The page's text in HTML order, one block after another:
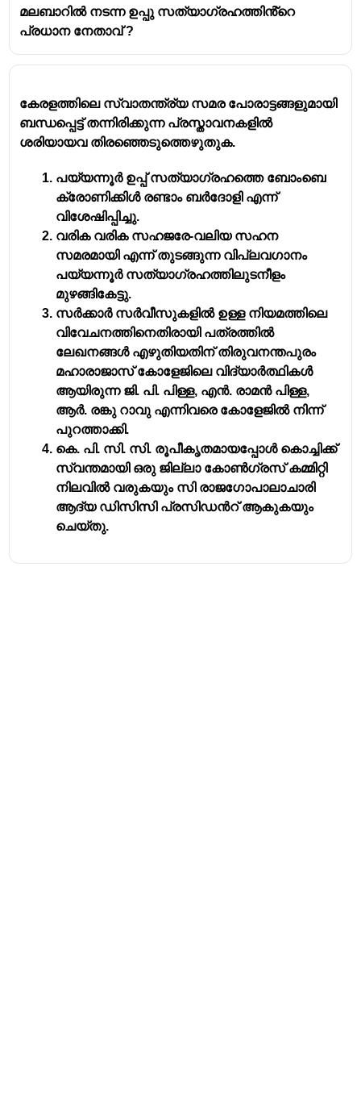
മലബാറിൽ നടന്ന ഉപ്പു സത്യാഗ്രഹത്തിൻ്റെ
പ്രധാന നേതാവ് ?
കേരളത്തിലെ സ്വാതന്ത്ര്യ സമര പോരാട്ടങ്ങളുമായി
ബന്ധപ്പെട്ട് തന്നിരിക്കുന്ന പ്രസ്താവനകളിൽ
ശരിയായവ തിരഞ്ഞെടുത്തെഴുതുക.
പയ്യന്നൂർ ഉപ്പ് സത്യാഗ്രഹത്തെ ബോംബെ
ക്രോണിക്കിൾ രണ്ടാം ബർദോളി എന്ന്
വിശേഷിപ്പിച്ചു.
വരിക വരിക സഹജരേ-വലിയ സഹന
സമരമായി എന്ന് തുടങ്ങുന്ന വിപ്ലവഗാനം
പയ്യന്നൂർ സത്യാഗ്രഹത്തിലുടനീളം
മുഴങ്ങികേട്ടു.
സർക്കാർ സർവീസുകളിൽ ഉള്ള നിയമത്തിലെ
വിവേചനത്തിനെതിരായി പത്രത്തിൽ
ലേഖനങ്ങൾ എഴുതിയതിന് തിരുവനന്തപുരം
മഹാരാജാസ് കോളേജിലെ വിദ്യാർത്ഥികൾ
ആയിരുന്ന ജി. പി. പിള്ള, എൻ. രാമൻ പിള്ള,
ആർ. രങ്കു റാവു എന്നിവരെ കോളേജിൽ നിന്ന്
പുറത്താക്കി.
കെ. പി. സി. സി. രൂപീകൃതമായപ്പോൾ കൊച്ചിക്ക്
സ്വന്തമായി ഒരു ജില്ലാ കോൺഗ്രസ് കമ്മിറ്റി
നിലവിൽ വരുകയും സി രാജഗോപാലാചാരി
ആദ്യ ഡിസിസി പ്രസിഡൻറ് ആകുകയും
ചെയ്തു.